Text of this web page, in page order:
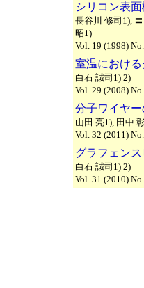
シリコン表
長谷川 修司1),
昭1)
Vol. 19 (1998)
室温におけ
白石 誠司1) 2)
Vol. 29 (2008)
分子ワイヤ
山田 亮1), 田中
Vol. 32 (2011)
グラフェン
白石 誠司1) 2)
Vol. 31 (2010)